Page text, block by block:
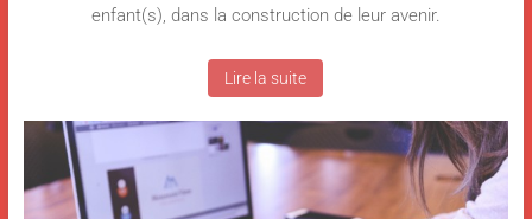
enfant(s), dans la construction de leur avenir.
Lire la suite